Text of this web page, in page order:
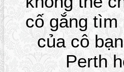
cố gắng tìm
của cô
Perth